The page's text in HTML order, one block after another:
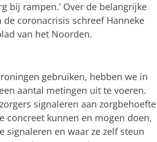
bij rampen.’ Over de belangrijke
coronacrisis schreef Hanneke
van het Noorden.
gebruiken, hebben we in
aantal metingen uit te voeren.
signaleren aan zorgbehoefte
concreet kunnen en mogen doen,
signaleren en waar ze zelf steun